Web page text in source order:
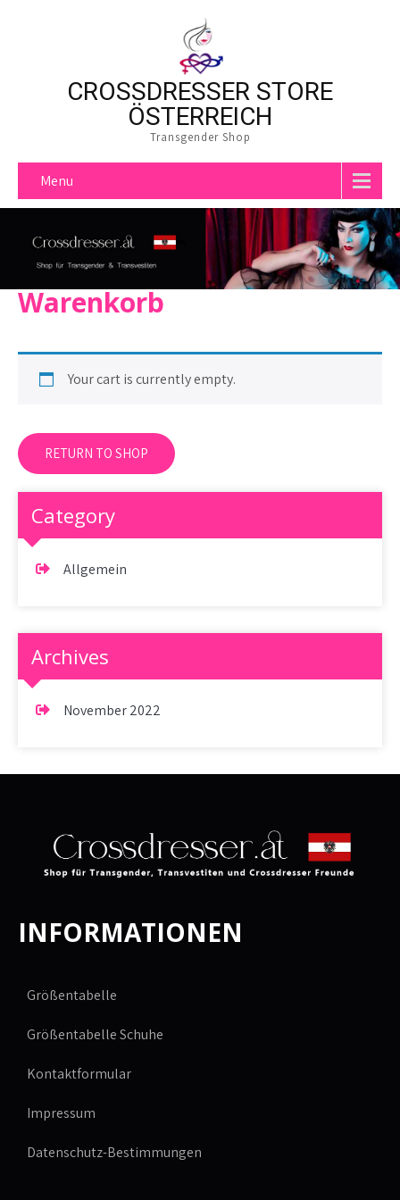
CROSSDRESSER STORE
ÖSTERREICH
Transgender Shop
Menu
Warenkorb
Your cart is currently empty.
RETURN TO SHOP
Category
Allgemein
Archives
November 2022
INFORMATIONEN
Größentabelle
Größentabelle Schuhe
Kontaktformular
Impressum
Datenschutz-Bestimmungen